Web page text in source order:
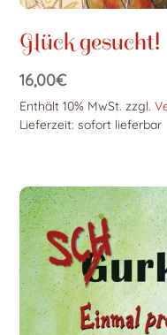
Glück gesucht!
16,00€
Enthält 10% MwSt. zzgl.
Lieferzeit: sofort lieferbar